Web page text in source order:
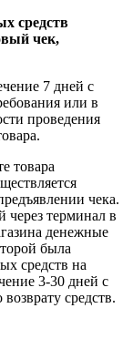
средств
чек,
7 дней с
или в
проведения
товара
чека.
через терминал в
денежные
была
средств на
3-30 дней с
средств.